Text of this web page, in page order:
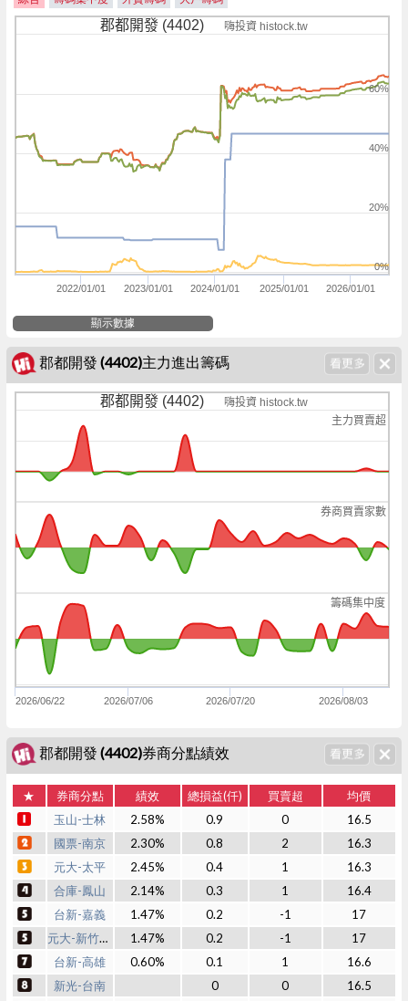
郡都開發 (4402) 嗨投資 histock.tw
2022/01/01 2023/01/01 2024/01/01 2025/01/01 2026/01/01
0%
20%
40%
60%
顯示數據
郡都開發 (4402)主力進出籌碼
主力買賣超
券商買賣家數
籌碼集中度
郡都開發 (4402) 嗨投資 histock.tw
2026/06/22 2026/07/06 2026/07/20 2026/08/03
郡都開發 (4402)券商分點績效
★ 券商分點 績效 總損益(仟) 買賣超
均價
玉山-士林
2.58% 0.9 0
16.5
國票-南京
2.30% 0.8 2
16.3
元大-太平
2.45% 0.4 1
16.3
合庫-鳳山
2.14% 0.3 1
16.4
台新-嘉義
1.47% 0.2 -1
17
元大-新竹經國
1.47% 0.2 -1
17
台新-高雄
0.60% 0.1 1
16.6
新光-台南
0 0
16.5